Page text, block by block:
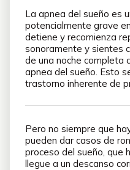
La apnea del sueño es
potencialmente grave
detiene y recomienza
sonoramente y sientes
de una noche completa
apnea del sueño. Esto
trastorno inherente de
Pero no siempre que
pueden dar casos de
proceso del sueño, que
llegue a un descanso